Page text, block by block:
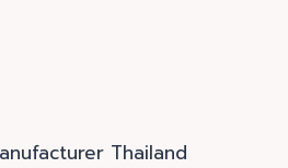
Thailand